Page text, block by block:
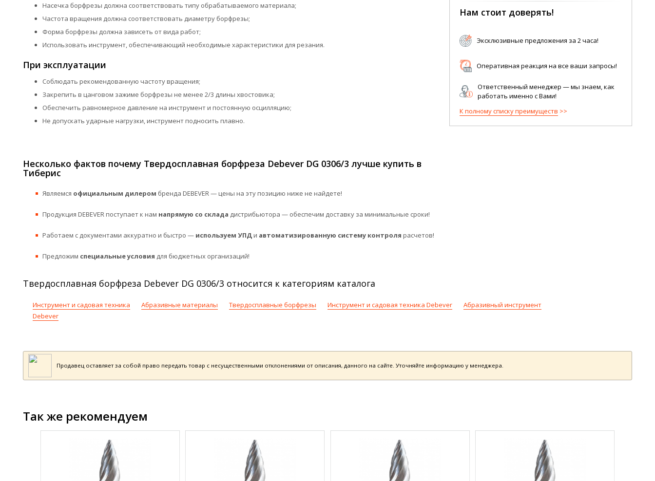
Насечка борфрезы должна соответствовать типу обрабатываемого материала;
Частота вращения должна соответствовать диаметру борфрезы;
Форма борфрезы должна зависеть от вида работ;
Использовать инструмент, обеспечивающий необходимые характеристики для резания.
При эксплуатации
Соблюдать рекомендованную частоту вращения;
Закрепить в цанговом зажиме борфрезы не менее 2/3 длины хвостовика;
Обеспечить равномерное давление на инструмент и постоянную осцилляцию;
Не допускать ударные нагрузки, инструмент подносить плавно.
Нам стоит доверять!
Эксклюзивные предложения за 2 часа!
Оперативная реакция на все ваши запросы!
Ответственный менеджер — мы знаем, как
работать именно с Вами!
К полному списку преимуществ
Несколько фактов почему Твердосплавная борфреза Debever DG 0306/3 лучше купить в
Тиберис
Являемся официальным дилером бренда DEBEVER — цены на эту позицию ниже не найдете!
Продукция DEBEVER поступает к нам напрямую со склада дистрибьютора — обеспечим доставку за минимальные сроки!
Работаем с документами аккуратно и быстро — используем УПДи автоматизированную систему контроля расчетов!
Предложим специальные условия для бюджетных организаций!
Твердосплавная борфреза Debever DG 0306/3 относится к категориям каталога
Инструмент и садовая техника Абразивные материалы Твердосплавные борфрезы Инструмент и садовая техника Debever
Абразивный инструмент
Debever
Продавец оставляет за собой право передать товар с несущественными отклонениями от описания, данного на сайте. Уточняйте информацию у менеджера.
Так же рекомендуем